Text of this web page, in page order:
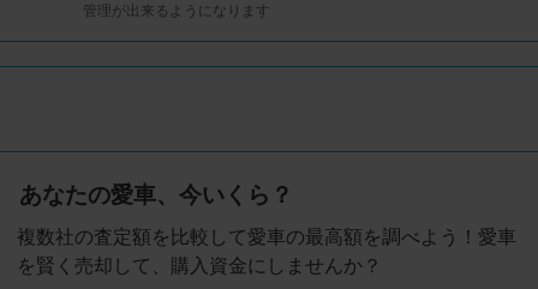
管理が出来るようになります
あなたの愛車、今いくら？
複数社の査定額を比較して愛車の最高額を調べよう！愛車
を賢く売却して、購入資金にしませんか？